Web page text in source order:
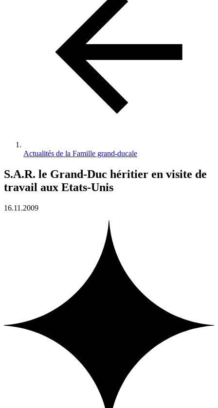
Actualités de la Famille grand-ducale
S.A.R. le Grand-Duc héritier en visite de
travail aux Etats-Unis
16.11.2009